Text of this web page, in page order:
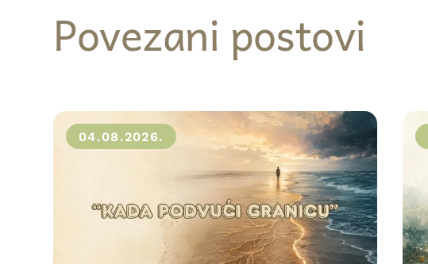
Povezani postovi
04.08.2026.